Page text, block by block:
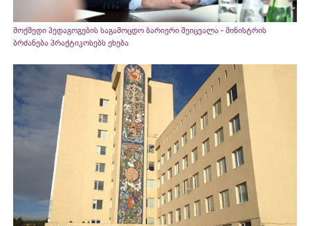
მოქმედი პედაგოგების საგამოცდო ბარიერი შეიცვალა - მინისტრის
ბრძანება პრაქტიკოსებს ეხება